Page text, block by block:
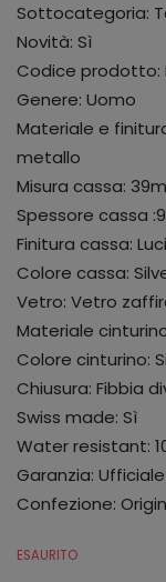
Sottocategoria:
Novità: Sì
Codice prodotto:
Genere: Uomo
Materiale e
metallo
Misura cassa:
Spessore cassa
Finitura cassa:
Colore cassa:
Vetro: Vetro
Materiale
Colore cinturino:
Chiusura: Fibbia
Swiss made: Sì
Water resistant:
Garanzia:
Confezione:
ESAURITO